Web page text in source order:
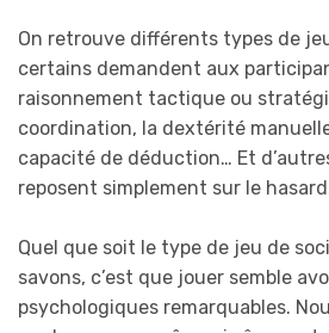
On retrouve différents types de
certains demandent aux
raisonnement tactique ou
coordination, la dextérité
capacité de déduction… Et
reposent simplement sur le
Quel que soit le type de jeu de
savons, c’est que jouer semble
psychologiques remarquables.